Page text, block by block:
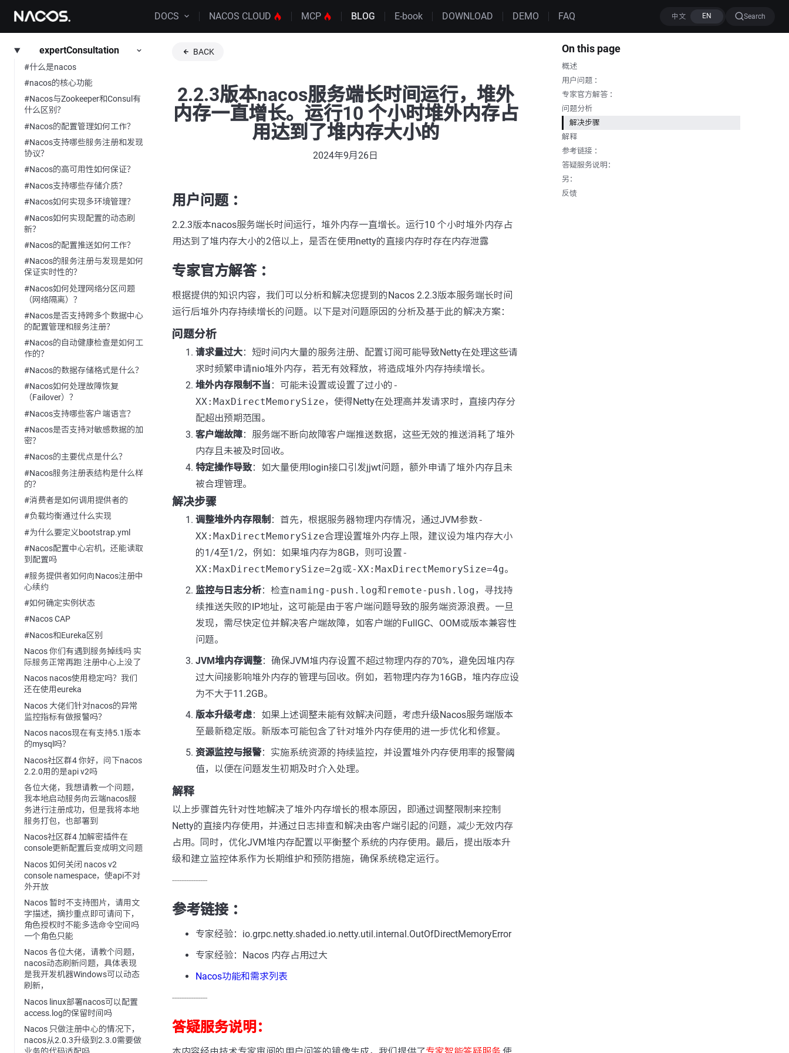
DOCS NACOS CLOUD MCP BLOG E-book DOWNLOAD DEMO FAQ Search
expertConsultation
#什么是nacos
#nacos的核心功能
#Nacos与Zookeeper和Consul有
什么区别？
#Nacos的配置管理如何工作？
#Nacos支持哪些服务注册和发现
协议？
#Nacos的高可用性如何保证？
#Nacos支持哪些存储介质？
#Nacos如何实现多环境管理？
#Nacos如何实现配置的动态刷
新？
#Nacos的配置推送如何工作？
#Nacos的服务注册与发现是如何
保证实时性的？
#Nacos如何处理网络分区问题
（网络隔离）？
#Nacos是否支持跨多个数据中心
的配置管理和服务注册？
#Nacos的自动健康检查是如何工
作的？
#Nacos的数据存储格式是什么？
#Nacos如何处理故障恢复
（Failover）？
#Nacos支持哪些客户端语言？
#Nacos是否支持对敏感数据的加
密？
#Nacos的主要优点是什么？
#Nacos服务注册表结构是什么样
的？
#消费者是如何调用提供者的
#负载均衡通过什么实现
#为什么要定义bootstrap.yml
#Nacos配置中心宕机，还能读取
到配置吗
#服务提供者如何向Nacos注册中
心续约
#如何确定实例状态
#Nacos CAP
#Nacos和Eureka区别
Nacos 你们有遇到服务掉线吗 实
际服务正常再跑 注册中心上没了
Nacos nacos使用稳定吗？我们
还在使用eureka
Nacos 大佬们针对nacos的异常
监控指标有做报警吗？
Nacos nacos现在有支持5.1版本
的mysql吗？
Nacos社区群4 你好，问下nacos
2.2.0用的是api v2吗
各位大佬，我想请教一个问题，
我本地启动服务向云端nacos服
务进行注册成功，但是我将本地
服务打包，也部署到
Nacos社区群4 加解密插件在
console更新配置后变成明文问题
Nacos 如何关闭 nacos v2
console namespace，使api不对
外开放
Nacos 暂时不支持图片，请用文
字描述，摘抄重点即可请问下，
角色授权时不能多选命令空间吗
一个角色只能
Nacos 各位大佬，请教个问题，
nacos动态刷新问题，具体表现
是我开发机器Windows可以动态
刷新，
Nacos linux部署nacos可以配置
access.log的保留时间吗
Nacos 只做注册中心的情况下，
nacos从2.0.3升级到2.3.0需要做
BACK
2.2.3版本nacos服务端长时间运行，堆外
内存一直增长。运行10 个小时堆外内存占
用达到了堆内存大小的
2024年9月26日
用户问题 ：
2.2.3版本nacos服务端长时间运行，堆外内存一直增长。运行10 个小时堆外内存占
用达到了堆内存大小的2倍以上，是否在使用netty的直接内存时存在内存泄露
专家官方解答 ：
根据提供的知识内容，我们可以分析和解决您提到的Nacos 2.2.3版本服务端长时间
运行后堆外内存持续增长的问题。以下是对问题原因的分析及基于此的解决方案：
问题分析
请求量过大：短时间内大量的服务注册、配置订阅可能导致Netty在处理这些请
求时频繁申请nio堆外内存，若无有效释放，将造成堆外内存持续增长。
堆外内存限制不当 ：可能未设置或设置了过小的-
XX:MaxDirectMemorySize，使得Netty在处理高并发请求时，直接内存分
配超出预期范围。
客户端故障：服务端不断向故障客户端推送数据，这些无效的推送消耗了堆外
内存且未被及时回收。
特定操作导致：如大量使用login接口引发jjwt问题，额外申请了堆外内存且未
被合理管理。
解决步骤
调整堆外内存限制 ：首先，根据服务器物理内存情况，通过JVM参数-
XX:MaxDirectMemorySize合理设置堆外内存上限，建议设为堆内存大小
的1/4至1/2，例如：如果堆内存为8GB，则可设置-
XX:MaxDirectMemorySize=2g或-XX:MaxDirectMemorySize=4g。
监控与日志分析：检查naming-push.log和 remote-push.log，寻找持
续推送失败的IP地址，这可能是由于客户端问题导致的服务端资源浪费。一旦
发现，需尽快定位并解决客户端故障，如客户端的FullGC、OOM或版本兼容性
问题。
JVM堆内存调整：确保JVM堆内存设置不超过物理内存的70%，避免因堆内存
过大间接影响堆外内存的管理与回收。例如，若物理内存为16GB，堆内存应设
为不大于11.2GB。
版本升级考虑：如果上述调整未能有效解决问题，考虑升级Nacos服务端版本
至最新稳定版。新版本可能包含了针对堆外内存使用的进一步优化和修复。
资源监控与报警：实施系统资源的持续监控，并设置堆外内存使用率的报警阈
值，以便在问题发生初期及时介入处理。
解释
以上步骤首先针对性地解决了堆外内存增长的根本原因，即通过调整限制来控制
Netty的直接内存使用，并通过日志排查和解决由客户端引起的问题，减少无效内存
占用。同时，优化JVM堆内存配置以平衡整个系统的内存使用。最后，提出版本升
级和建立监控体系作为长期维护和预防措施，确保系统稳定运行。
---------------
参考链接 ：
专家经验：io.grpc.netty.shaded.io.netty.util.internal.OutOfDirectMemoryError
专家经验：Nacos 内存占用过大
Nacos功能和需求列表
---------------
答疑服务说明：
On this page
概述
用户问题 ：
专家官方解答 ：
问题分析
解决步骤
解释
参考链接 ：
答疑服务说明：
另：
反馈